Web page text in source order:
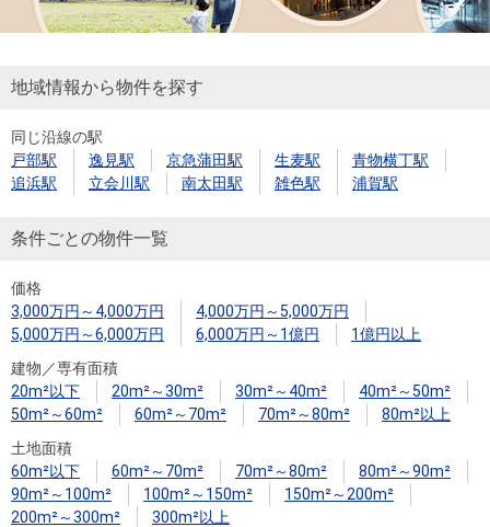
を
す
購入向け
サービス
住宅ロー
ンシミュ
住まい1プ
ラス（お
暮らしの
税金の本
（電子ブ
ック）
ド
売却向け
周辺相場
住まい1プ
住まいと
暮らしの
税金の本
売却ガイ
ド
地域情報から物件を探す
同じ沿線の駅
戸部駅
逸見駅 京急蒲田駅 生麦駅
青物横丁駅
追浜駅
立会川駅 南太田駅 雑色駅 浦賀駅
条件ごとの物件一覧
価格
3,000万円～4,000万円
4,000万円～5,000万円
5,000万円～6,000万円
6,000万円～1億円
1億円以上
建物／専有面積
20m²以下
20m²～30m² 30m²～40m²
40m²～50m²
50m²～60m²
60m²～70m² 70m²～80m²
80m²以上
土地面積
60m²以下
60m²～70m² 70m²～80m²
80m²～90m²
90m²～100m²
100m²～150m²
150m²～200m²
200m²～300m²
300m²以上